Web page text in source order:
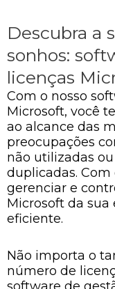
Descubra a
sonhos:
licenças
Com o nosso
Microsoft, você
ao alcance das
preocupações
não utilizadas
duplicadas. Com
gerenciar e
Microsoft da
eficiente.
Não importa o
número de